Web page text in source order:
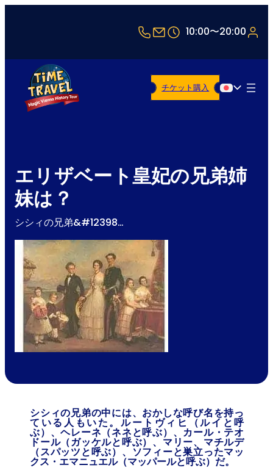
+43 1 5321514
office@timetravel-
10:00〜20:00
日本語
チケット購入
エリザベート皇妃の兄弟姉
妹は？
シシィの兄弟&#12398…
シシィの兄弟の中には、おかしな呼び名を持っ
ている人もいた。ルートヴィヒ（ルイと呼
ぶ）、ヘレーネ（ネネと呼ぶ）、カール・テオ
ドール（ガッケルと呼ぶ）、マリー、マチルデ
（スパッツと呼ぶ）、ソフィーと巣立ったマッ
クス・エマニュエル（マッパールと呼ぶ）だ。